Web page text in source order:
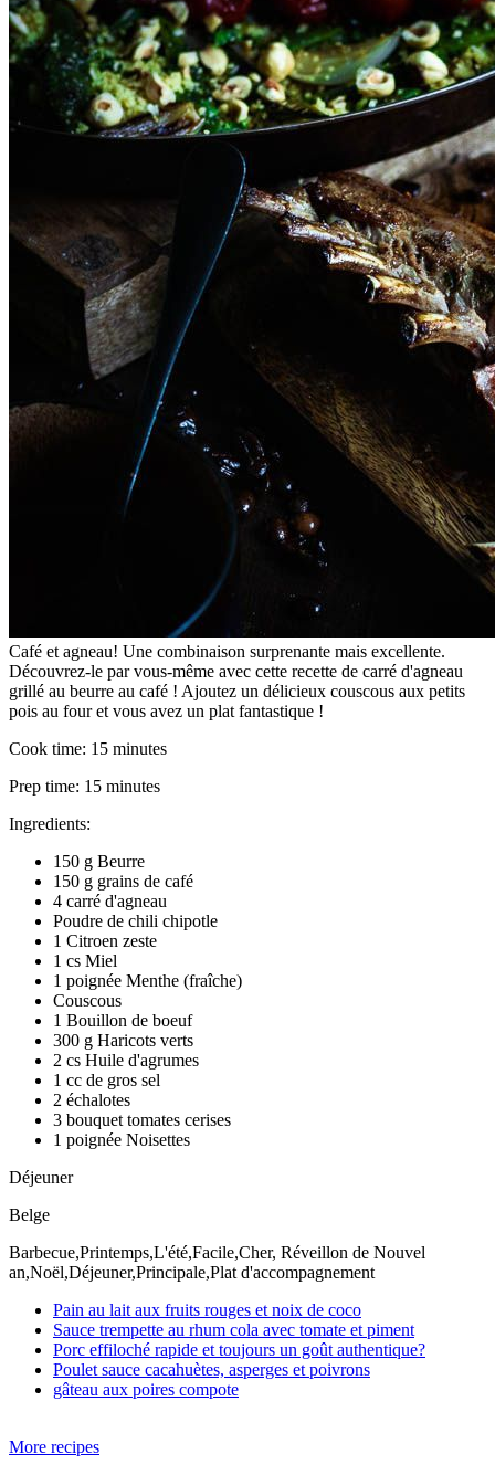
Café et agneau! Une combinaison surprenante mais excellente.
Découvrez-le par vous-même avec cette recette de carré d'agneau
grillé au beurre au café ! Ajoutez un délicieux couscous aux petits
pois au four et vous avez un plat fantastique !
Cook time: 15 minutes
Prep time: 15 minutes
Ingredients:
150 g Beurre
150 g grains de café
4 carré d'agneau
Poudre de chili chipotle
1 Citroen zeste
1 cs Miel
1 poignée Menthe (fraîche)
Couscous
1 Bouillon de boeuf
300 g Haricots verts
2 cs Huile d'agrumes
1 cc de gros sel
2 échalotes
3 bouquet tomates cerises
1 poignée Noisettes
Déjeuner
Belge
Barbecue,Printemps,L'été,Facile,Cher, Réveillon de Nouvel
an,Noël,Déjeuner,Principale,Plat d'accompagnement
Pain au lait aux fruits rouges et noix de coco
Sauce trempette au rhum cola avec tomate et piment
Porc effiloché rapide et toujours un goût authentique?
Poulet sauce cacahuètes, asperges et poivrons
gâteau aux poires compote
More recipes